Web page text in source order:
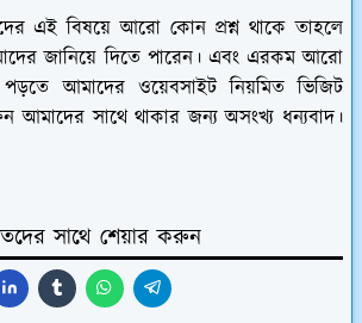
এই বিষয়ে আরো কোন প্রশ্ন থাকে তাহলে
জানিয়ে দিতে পারেন। এবং এরকম আরো
আমাদের ওয়েবসাইট নিয়মিত ভিজিট
আমাদের সাথে থাকার জন্য অসংখ্য ধন্যবাদ।
সাথে শেয়ার করুন